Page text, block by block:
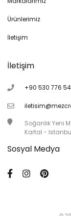
Ürünlerimiz
İletişim
İletişim
+90 530 776
Soğanlık Yeni
Kartal -
Sosyal Medya